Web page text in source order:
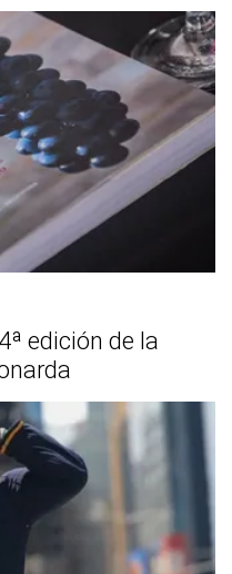
edición de la